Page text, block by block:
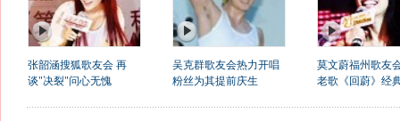
张韶涵搜狐歌友会 再
谈"决裂"问心无愧
吴克群歌友会热力开唱
粉丝为其提前庆生
莫文蔚福州歌友
老歌《回蔚》经